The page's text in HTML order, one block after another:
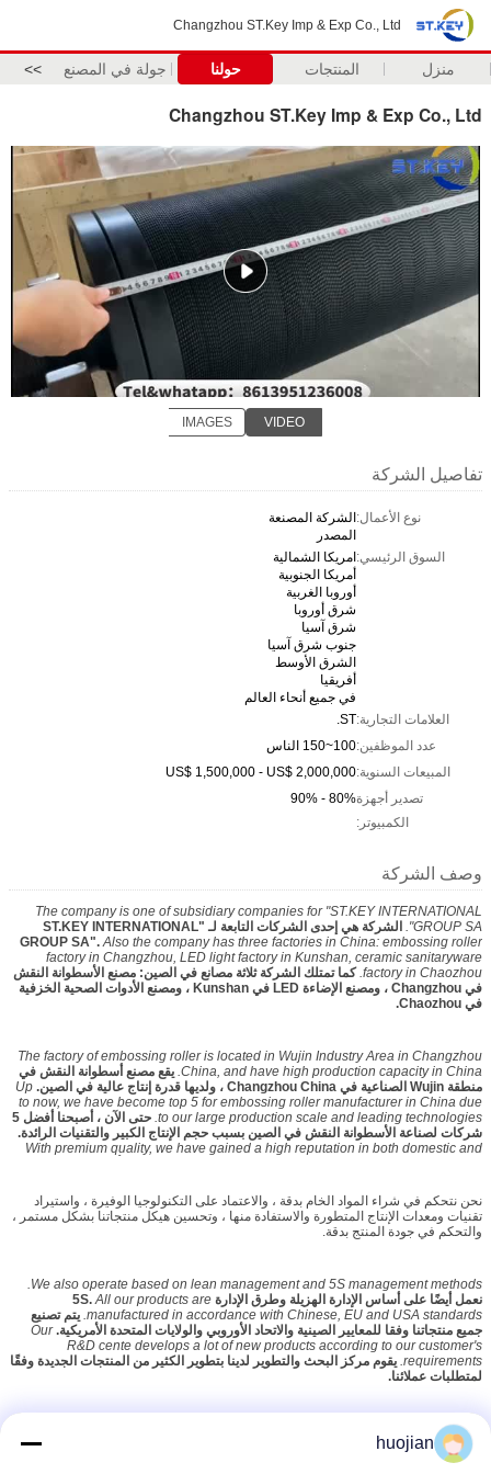
Changzhou ST.Key Imp & Exp Co., Ltd
منزل المنتجات حولنا جولة في المصنع >>
Changzhou ST.Key Imp & Exp Co., Ltd
VIDEO
IMAGES
تفاصيل الشركة
نوع الأعمال:الشركة المصنعة
المصدر
السوق الرئيسي:امريكا الشمالية
أمريكا الجنوبية
أوروبا الغربية
شرق أوروبا
شرق آسيا
جنوب شرق آسيا
الشرق الأوسط
أفريقيا
في جميع أنحاء العالم
العلامات التجارية:ST.
عدد الموظفين:100~150 الناس
المبيعات السنوية:US$ 1,500,000 - US$ 2,000,000
تصدير أجهزة
الكمبيوتر:
80% - 90%
وصف الشركة
The company is one of subsidiary companies for "ST.KEY INTERNATIONAL
GROUP SA".
الشركة هي إحدى الشركات التابعة لـ "ST.KEY INTERNATIONAL
GROUP SA". Also the company has three factories in China: embossing roller
factory in Changzhou, LED light factory in Kunshan, ceramic sanitaryware
factory in Chaozhou. كما تمتلك الشركة ثلاثة مصانع في الصين: مصنع الأسطوانة النقش
في Changzhou ، ومصنع الإضاءة LED في Kunshan ، ومصنع الأدوات الصحية الخزفية
في Chaozhou.
The factory of embossing roller is located in Wujin Industry Area in Changzhou
China, and have high production capacity in China. يقع مصنع أسطوانة النقش في
منطقة Wujin الصناعية في Changzhou China ، ولديها قدرة إنتاج عالية في الصين.
Up
to now, we have become top 5 for embossing roller manufacturer in China due
to our large production scale and leading technologies.
حتى الآن ، أصبحنا أفضل 5
شركات لصناعة الأسطوانة النقش في الصين بسبب حجم الإنتاج الكبير والتقنيات الرائدة.
With premium quality, we have gained a high reputation in both domestic and
نحن نتحكم في شراء المواد الخام بدقة ، والاعتماد على التكنولوجيا الوفيرة ، واستيراد
تقنيات ومعدات الإنتاج المتطورة والاستفادة منها ، وتحسين هيكل منتجاتنا بشكل مستمر ،
والتحكم في جودة المنتج بدقة.
We also operate based on lean management and 5S management methods.
نعمل أيضًا على أساس الإدارة الهزيلة وطرق الإدارة 5S. All our products are
manufactured in accordance with Chinese, EU and USA standards. يتم تصنيع
جميع منتجاتنا وفقا للمعايير الصينية والاتحاد الأوروبي والولايات المتحدة الأمريكية. Our
R&D cente develops a lot of new products according to our customer's
requirements. يقوم مركز البحث والتطوير لدينا بتطوير الكثير من المنتجات الجديدة وفقًا
لمتطلبات عملائنا.
لقد قمنا بالتصدير إلى العديد من الأسواق الخارجية مثل آسيا وأمريكا الشمالية وأمريكا
الجنوبية وأوروبا والشرق الأوسط وأفريقيا ، إلخ.
huojian